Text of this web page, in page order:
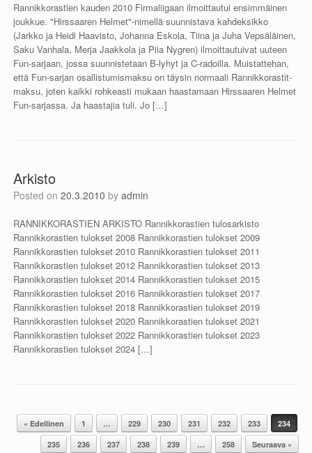
Rannikkorastien kauden 2010 Firmaliigaan ilmoittautui ensimmäinen
joukkue. "Hirssaaren Helmet"-nimellä suunnistava kahdeksikko
(Jarkko ja Heidi Haavisto, Johanna Eskola, Tiina ja Juha Vepsäläinen,
Saku Vanhala, Merja Jaakkola ja Piia Nygren) ilmoittautuivat uuteen
Fun-sarjaan, jossa suunnistetaan B-lyhyt ja C-radoilla. Muistattehan,
että Fun-sarjan osallistumismaksu on täysin normaali Rannikkorastit-
maksu, joten kaikki rohkeasti mukaan haastamaan Hirssaaren Helmet
Fun-sarjassa. Ja haastajia tuli. Jo […]
Arkisto
Posted on 20.3.2010 by admin
RANNIKKORASTIEN ARKISTO Rannikkorastien tulosarkisto
Rannikkorastien tulokset 2008 Rannikkorastien tulokset 2009
Rannikkorastien tulokset 2010 Rannikkorastien tulokset 2011
Rannikkorastien tulokset 2012 Rannikkorastien tulokset 2013
Rannikkorastien tulokset 2014 Rannikkorastien tulokset 2015
Rannikkorastien tulokset 2016 Rannikkorastien tulokset 2017
Rannikkorastien tulokset 2018 Rannikkorastien tulokset 2019
Rannikkorastien tulokset 2020 Rannikkorastien tulokset 2021
Rannikkorastien tulokset 2022 Rannikkorastien tulokset 2023
Rannikkorastien tulokset 2024 […]
Post navigation
« Edellinen 1 … 229 230 231 232 233
234
235
236 237 238 239 … 258 Seuraava »